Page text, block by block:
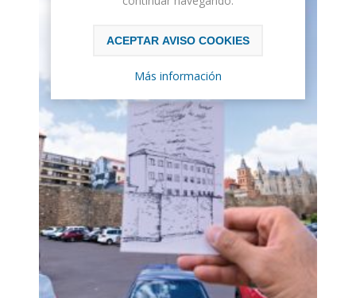
ACEPTAR AVISO COOKIES
Más información